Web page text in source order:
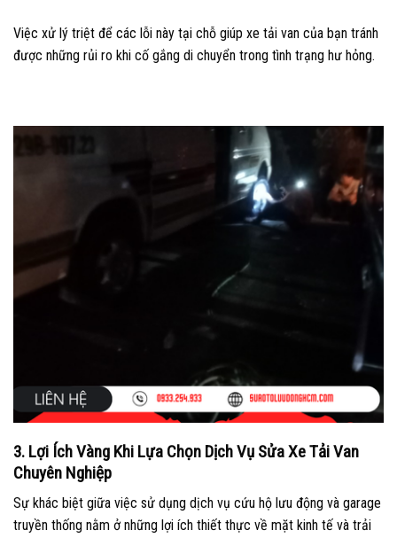
Việc xử lý triệt để các lỗi này tại chỗ giúp xe tải van của bạn tránh
được những rủi ro khi cố gắng di chuyển trong tình trạng hư hỏng.
3. Lợi Ích Vàng Khi Lựa Chọn Dịch Vụ Sửa Xe Tải Van
Chuyên Nghiệp
Sự khác biệt giữa việc sử dụng dịch vụ cứu hộ lưu động và garage
truyền thống nằm ở những lợi ích thiết thực về mặt kinh tế và trải